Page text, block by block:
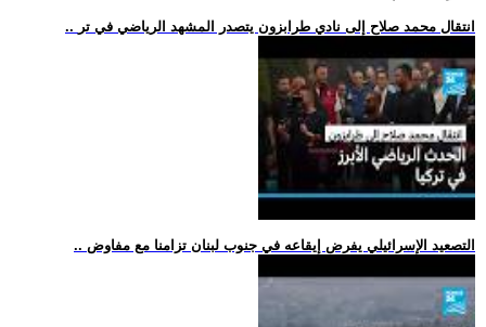
.. انتقال محمد صلاح إلى نادي طرابزون يتصدر المشهد الرياضي في تر
.. التصعيد الإسرائيلي يفرض إيقاعه في جنوب لبنان تزامنا مع مفاوض